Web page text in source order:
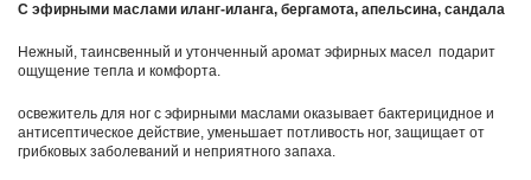
С эфирными маслами иланг-иланга, бергамота, апельсина, сандала
Нежный, таинсвенный и утонченный аромат эфирных масел подарит
ощущение тепла и комфорта.
освежитель для ног с эфирными маслами оказывает бактерицидное и
антисептическое действие, уменьшает потливость ног, защищает от
грибковых заболеваний и неприятного запаха.